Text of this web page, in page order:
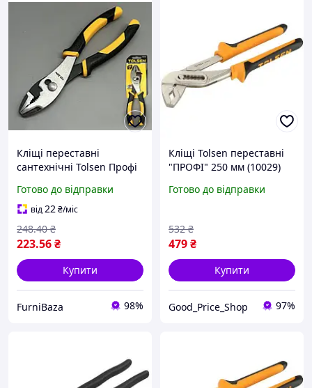
Кліщі переставні
сантехнічні Tolsen Профі
ключ для захвату труб,
гайок та фітингів
Готово до відправки
від22₴/міс
223.56₴
248.40 ₴
Купити
FurniBaza 98%
Кліщі Tolsen переставні
"ПРОФІ" 250 мм (10029)
Готово до відправки
479₴
532 ₴
Купити
Good_Price_Shop 97%